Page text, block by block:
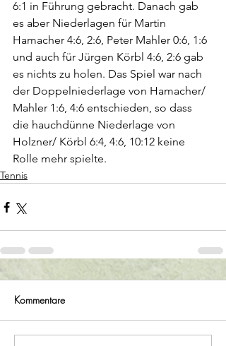
6:1 in Führung gebracht. Danach gab
es aber Niederlagen für Martin
Hamacher 4:6, 2:6, Peter Mahler 0:6, 1:6
und auch für Jürgen Körbl 4:6, 2:6 gab
es nichts zu holen. Das Spiel war nach
der Doppelniederlage von Hamacher/
Mahler 1:6, 4:6 entschieden, so dass
die hauchdünne Niederlage von
Holzner/ Körbl 6:4, 4:6, 10:12 keine
Rolle mehr spielte.
Tennis
Kommentare